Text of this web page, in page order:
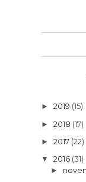
► 2019 (15)
► 2018 (17)
► 2017 (22)
▼ 2016 (31)
►